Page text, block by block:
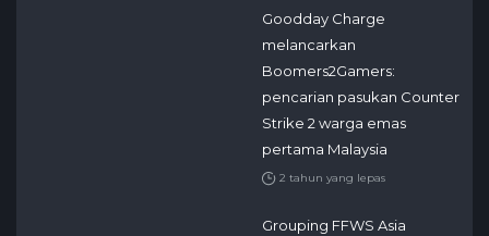
Goodday Charge
melancarkan
Boomers2Gamers:
pencarian pasukan Counter
Strike 2 warga emas
pertama Malaysia
2 tahun yang lepas
Grouping FFWS Asia